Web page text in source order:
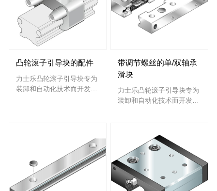
凸轮滚子引导块的配件
力士乐凸轮滚子引导块专为
装卸和自动化技术而开发。
滚珠滑块十分灵活，可确保
该系统可高速运行。
带调节螺丝的单/双轴承
滑块
力士乐凸轮滚子引导块专为
装卸和自动化技术而开发。
的动态性上，因为我们凸轮
滚珠滑块十分灵活，可确保
该系统可高速运行。